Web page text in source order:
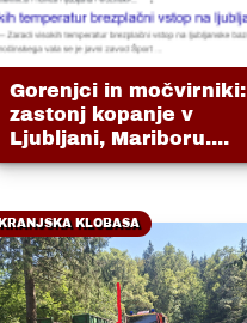
Gorenjci in močvirniki:
zastonj kopanje v
Ljubljani, Mariboru....
KRANJSKA KLOBASA